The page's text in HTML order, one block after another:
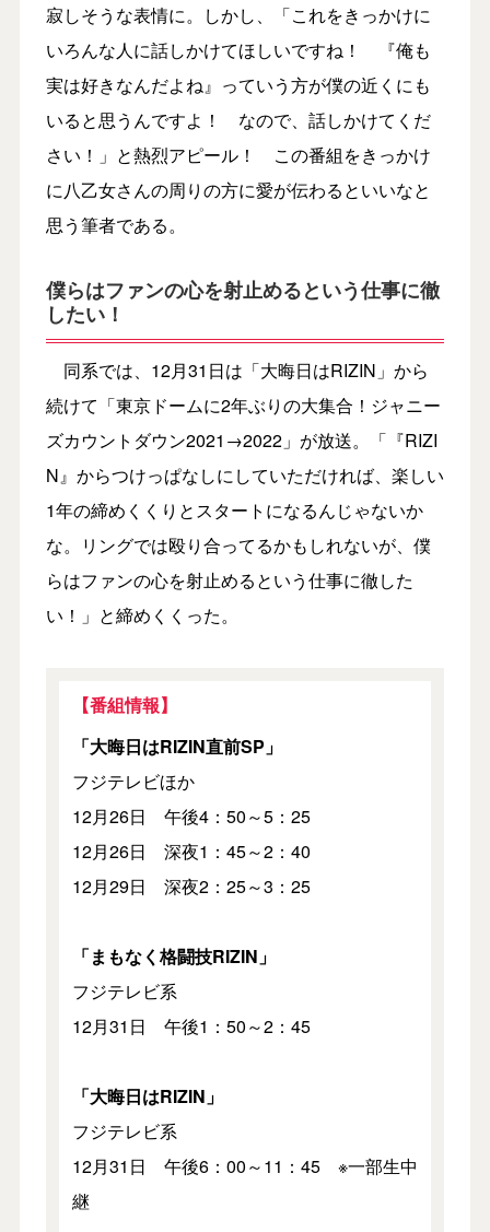
寂しそうな表情に。しかし、「これをきっかけに
いろんな人に話しかけてほしいですね！ 『俺も
実は好きなんだよね』っていう方が僕の近くにも
いると思うんですよ！ なので、話しかけてくだ
さい！」と熱烈アピール！ この番組をきっかけ
に八乙女さんの周りの方に愛が伝わるといいなと
思う筆者である。
僕らはファンの心を射止めるという仕事に徹
したい！
同系では、12月31日は「大晦日はRIZIN」から
続けて「東京ドームに2年ぶりの大集合！ジャニー
ズカウントダウン2021→2022」が放送。「『RIZI
N』からつけっぱなしにしていただければ、楽しい
1年の締めくくりとスタートになるんじゃないか
な。リングでは殴り合ってるかもしれないが、僕
らはファンの心を射止めるという仕事に徹した
い！」と締めくくった。
【番組情報】
「大晦日はRIZIN直前SP」
フジテレビほか
12月26日 午後4：50～5：25
12月26日 深夜1：45～2：40
12月29日 深夜2：25～3：25
「まもなく格闘技RIZIN」
フジテレビ系
12月31日 午後1：50～2：45
「大晦日はRIZIN」
フジテレビ系
12月31日 午後6：00～11：45 ※一部生中
継